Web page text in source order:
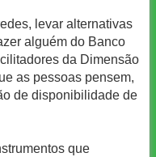
levar alternativas
alguém do Banco
da Dimensão
as pessoas pensem,
de disponibilidade de
que